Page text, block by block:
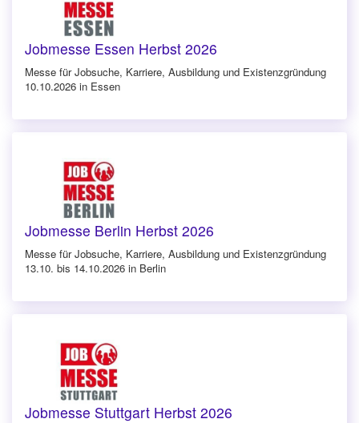
Jobmesse Essen Herbst 2026
Messe für Jobsuche, Karriere, Ausbildung und Existenzgründung
10.10.2026 in Essen
Jobmesse Berlin Herbst 2026
Messe für Jobsuche, Karriere, Ausbildung und Existenzgründung
13.10. bis 14.10.2026 in Berlin
Jobmesse Stuttgart Herbst 2026